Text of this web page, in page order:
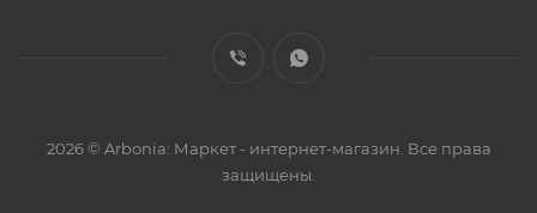
2026 © Arbonia: Маркет - интернет-магазин. Все права
защищены.